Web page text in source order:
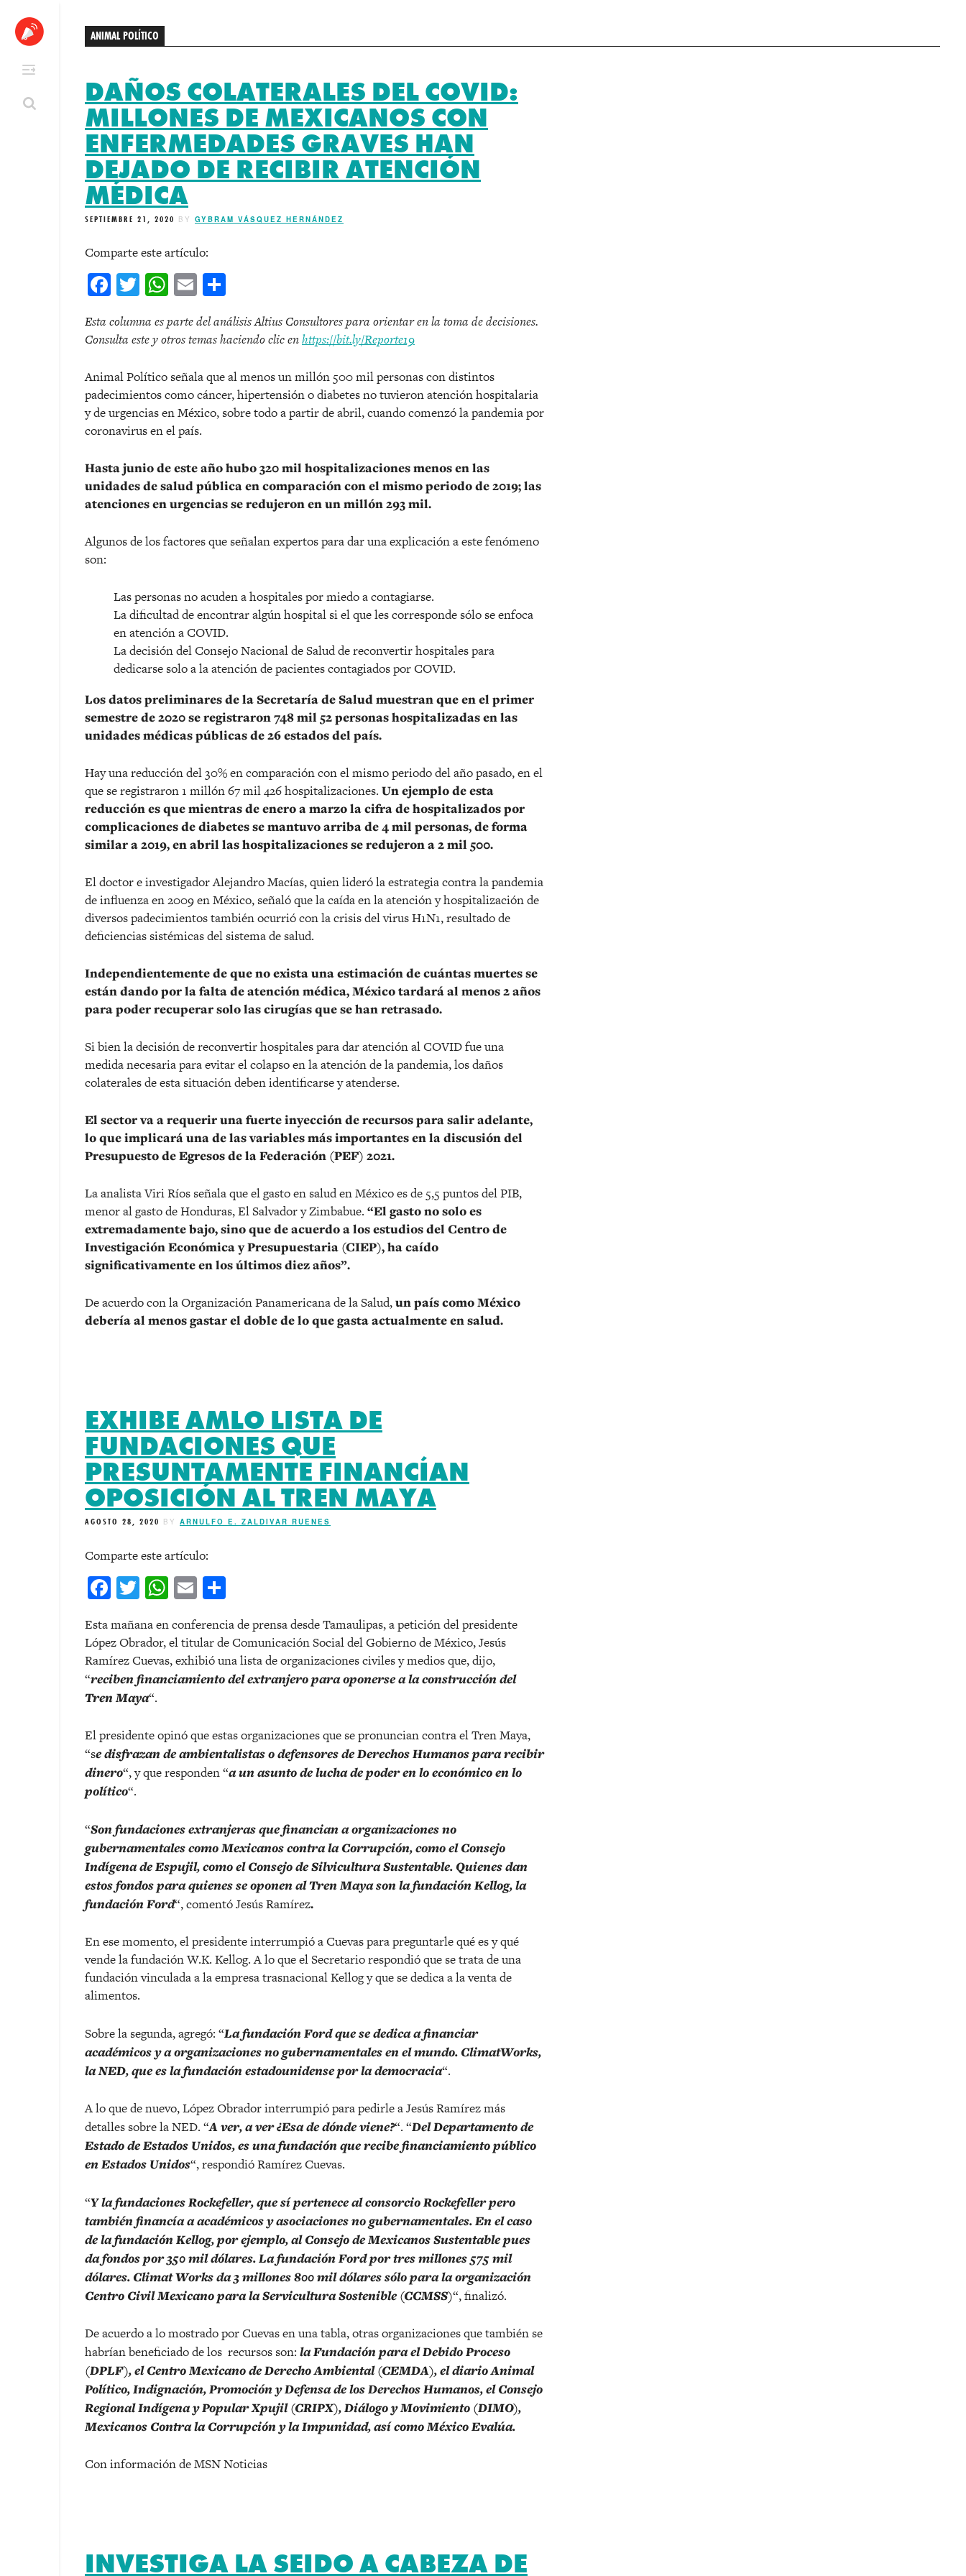
content
ANIMAL POLÍTICO
DAÑOS COLATERALES DEL COVID:
MILLONES DE MEXICANOS CON
ENFERMEDADES GRAVES HAN
DEJADO DE RECIBIR ATENCIÓN
MÉDICA
SEPTIEMBRE 21, 2020 BY GYBRAM VÁSQUEZ HERNÁNDEZ
Comparte este artículo:
Facebook
Twitter
WhatsApp
Email
Esta columna es parte del análisis Altius Consultores para orientar en la toma de decisiones.
Consulta este y otros temas haciendo clic enhttps://bit.ly/Reporte19
Animal Político señala que al menos un millón 500 mil personas con distintos
padecimientos como cáncer, hipertensión o diabetes no tuvieron atención hospitalaria
y de urgencias en México, sobre todo a partir de abril, cuando comenzó la pandemia por
coronavirus en el país.
Hasta junio de este año hubo 320 mil hospitalizaciones menos en las
unidades de salud pública en comparación con el mismo periodo de 2019; las
atenciones en urgencias se redujeron en un millón 293 mil.
Algunos de los factores que señalan expertos para dar una explicación a este fenómeno
son:
Las personas no acuden a hospitales por miedo a contagiarse.
La dificultad de encontrar algún hospital si el que les corresponde sólo se enfoca
en atención a COVID.
La decisión del Consejo Nacional de Salud de reconvertir hospitales para
dedicarse solo a la atención de pacientes contagiados por COVID.
Los datos preliminares de la Secretaría de Salud muestran que en el primer
semestre de 2020 se registraron 748 mil 52 personas hospitalizadas en las
unidades médicas públicas de 26 estados del país.
Hay una reducción del 30% en comparación con el mismo periodo del año pasado, en el
que se registraron 1 millón 67 mil 426 hospitalizaciones. Un ejemplo de esta
reducción es que mientras de enero a marzo la cifra de hospitalizados por
complicaciones de diabetes se mantuvo arriba de 4 mil personas, de forma
similar a 2019, en abril las hospitalizaciones se redujeron a 2 mil 500.
El doctor e investigador Alejandro Macías, quien lideró la estrategia contra la pandemia
de influenza en 2009 en México, señaló que la caída en la atención y hospitalización de
diversos padecimientos también ocurrió con la crisis del virus H1N1, resultado de
deficiencias sistémicas del sistema de salud.
Independientemente de que no exista una estimación de cuántas muertes se
están dando por la falta de atención médica, México tardará al menos 2 años
para poder recuperar solo las cirugías que se han retrasado.
Si bien la decisión de reconvertir hospitales para dar atención al COVID fue una
medida necesaria para evitar el colapso en la atención de la pandemia, los daños
colaterales de esta situación deben identificarse y atenderse.
El sector va a requerir una fuerte inyección de recursos para salir adelante,
lo que implicará una de las variables más importantes en la discusión del
Presupuesto de Egresos de la Federación (PEF) 2021.
La analista Viri Ríos señala que el gasto en salud en México es de 5,5 puntos del PIB,
menor al gasto de Honduras, El Salvador y Zimbabue. “El gasto no solo es
extremadamente bajo, sino que de acuerdo a los estudios del Centro de
Investigación Económica y Presupuestaria (CIEP), ha caído
significativamente en los últimos diez años”.
De acuerdo con la Organización Panamericana de la Salud,un país como México
debería al menos gastar el doble de lo que gasta actualmente en salud.
EXHIBE AMLO LISTA DE
FUNDACIONES QUE
PRESUNTAMENTE FINANCÍAN
OPOSICIÓN AL TREN MAYA
AGOSTO 28, 2020 BY ARNULFO E. ZALDIVAR RUENES
Comparte este artículo:
Facebook
Twitter
WhatsApp
Email
Esta mañana en conferencia de prensa desde Tamaulipas, a petición del presidente
López Obrador, el titular de Comunicación Social del Gobierno de México, Jesús
Ramírez Cuevas, exhibió una lista de organizaciones civiles y medios que, dijo,
“reciben financiamiento del extranjero para oponerse a la construcción del
Tren Maya“.
El presidente opinó que estas organizaciones que se pronuncian contra el Tren Maya,
“se disfrazan de ambientalistas o defensores de Derechos Humanos para recibir
dinero“, y que responden “a un asunto de lucha de poder en lo económico en lo
político“.
“Son fundaciones extranjeras que financian a organizaciones no
gubernamentales como Mexicanos contra la Corrupción, como el Consejo
Indígena de Espujil, como el Consejo de Silvicultura Sustentable. Quienes dan
estos fondos para quienes se oponen al Tren Maya son la fundación Kellog, la
fundación Ford“, comentó Jesús Ramírez.
En ese momento, el presidente interrumpió a Cuevas para preguntarle qué es y qué
vende la fundación W.K. Kellog. A lo que el Secretario respondió que se trata de una
fundación vinculada a la empresa trasnacional Kellog y que se dedica a la venta de
alimentos.
Sobre la segunda, agregó: “La fundación Ford que se dedica a financiar
académicos y a organizaciones no gubernamentales en el mundo. ClimatWorks,
la NED, que es la fundación estadounidense por la democracia“.
A lo que de nuevo, López Obrador interrumpió para pedirle a Jesús Ramírez más
detalles sobre la NED. “A ver, a ver ¿Esa de dónde viene?“. “Del Departamento de
Estado de Estados Unidos, es una fundación que recibe financiamiento público
en Estados Unidos“, respondió Ramírez Cuevas.
“Y la fundaciones Rockefeller, que sí pertenece al consorcio Rockefeller pero
también financía a académicos y asociaciones no gubernamentales. En el caso
de la fundación Kellog, por ejemplo, al Consejo de Mexicanos Sustentable pues
da fondos por 350 mil dólares. La fundación Ford por tres millones 575 mil
dólares. Climat Works da 3 millones 800 mil dólares sólo para la organización
Centro Civil Mexicano para la Servicultura Sostenible (CCMSS)“, finalizó.
De acuerdo a lo mostrado por Cuevas en una tabla, otras organizaciones que también se
habrían beneficiado de los recursos son: la Fundación para el Debido Proceso
(DPLF), el Centro Mexicano de Derecho Ambiental (CEMDA), el diario Animal
Político, Indignación, Promoción y Defensa de los Derechos Humanos, el Consejo
Regional Indígena y Popular Xpujil (CRIPX), Diálogo y Movimiento (DIMO),
Mexicanos Contra la Corrupción y la Impunidad, así como México Evalúa.
Con información de MSN Noticias
INVESTIGA LA SEIDO A CABEZA DE